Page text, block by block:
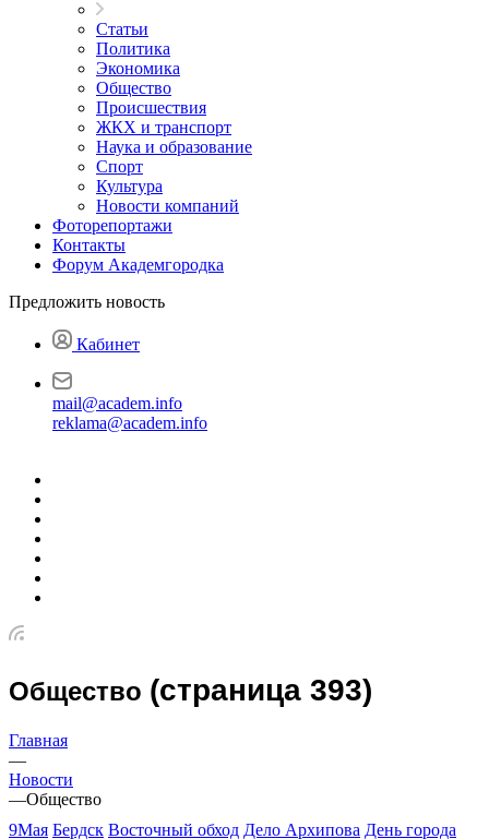
Статьи
Политика
Экономика
Общество
Происшествия
ЖКХ и транспорт
Наука и образование
Спорт
Культура
Новости компаний
Фоторепортажи
Контакты
Форум Академгородка
Предложить новость
Кабинет
mail@academ.info
reklama@academ.info
Общество (страница 393)
Главная
—
Новости
—Общество
9Мая Бердск Восточный обход Дело Архипова День города